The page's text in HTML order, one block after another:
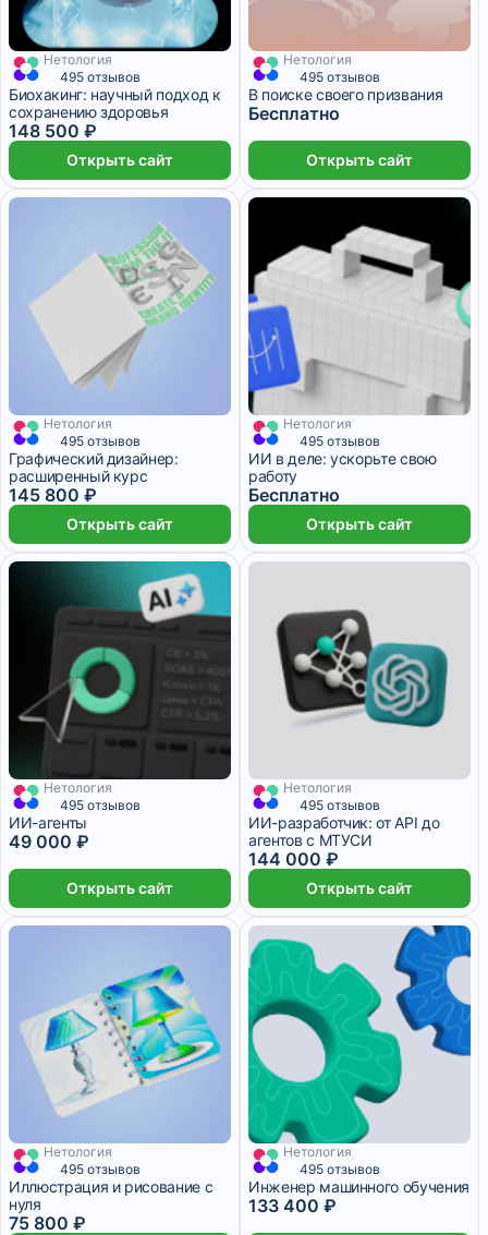
4 583 ₽/мес 7 месяцев
Нетология
495 отзывов
Биохакинг: научный подход к
сохранению здоровья
148 500 ₽
Открыть сайт
Нетология
495 отзывов
В поиске своего призвания
Бесплатно
Открыть сайт
4 264 ₽/мес 17 месяцев
Нетология
495 отзывов
Графический дизайнер:
расширенный курс
145 800 ₽
Открыть сайт
1 месяц
Нетология
495 отзывов
ИИ в деле: ускорьте свою
работу
Бесплатно
Открыть сайт
3 024 ₽/мес 3 месяца
Нетология
495 отзывов
ИИ-агенты
49 000 ₽
Открыть сайт
4 000 ₽/мес 6 месяцев
Нетология
495 отзывов
ИИ-разработчик: от API до
агентов с МТУСИ
144 000 ₽
Открыть сайт
3 508 ₽/мес 9 месяцев
Нетология
495 отзывов
Иллюстрация и рисование с
нуля
75 800 ₽
4 116 ₽/мес 19 месяцев
Нетология
495 отзывов
Инженер машинного обучения
133 400 ₽